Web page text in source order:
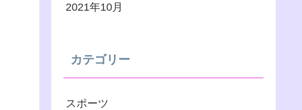
2021年10月
カテゴリー
スポーツ